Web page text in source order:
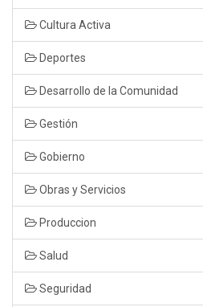
Cultura Activa
Deportes
Desarrollo de la Comunidad
Gestión
Gobierno
Obras y Servicios
Produccion
Salud
Seguridad